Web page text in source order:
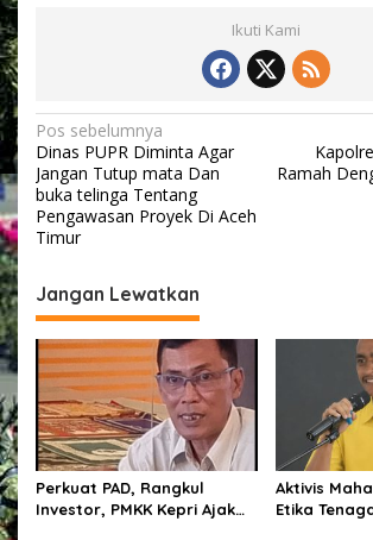
Ikuti Kami
N
a
v
i
a
s
i
p
o
s
Pos sebelumnya
Dinas PUPR Diminta Agar
Jangan Tutup mata Dan
buka telinga Tentang
Pengawasan Proyek Di Aceh
Timur
Ramah
Jangan Lewatkan
Perkuat PAD, Rangkul
Investor, PMKK Kepri Ajak
Aktivis
Etika